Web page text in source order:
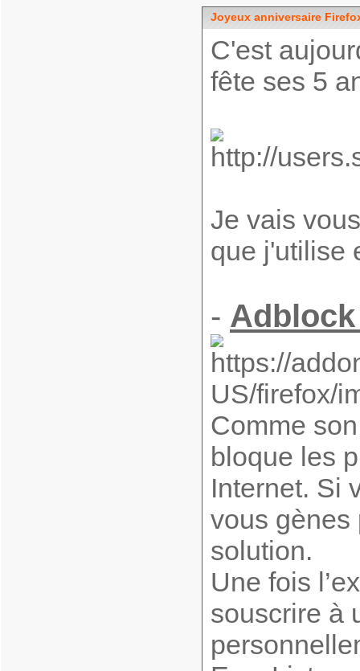
Joyeux anniversaire
C'est
fête ses 5
Je vais
que j'utilise
-
Comme
bloque les
Internet. Si
vous gènes
solution.
Une fois
souscrire à